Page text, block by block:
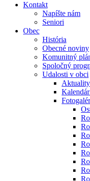
Kontakt
Napíšte nám
Seniori
Obec
História
Obecné noviny
Komunitný
Spoločný
Udalosti v obci
Aktuality